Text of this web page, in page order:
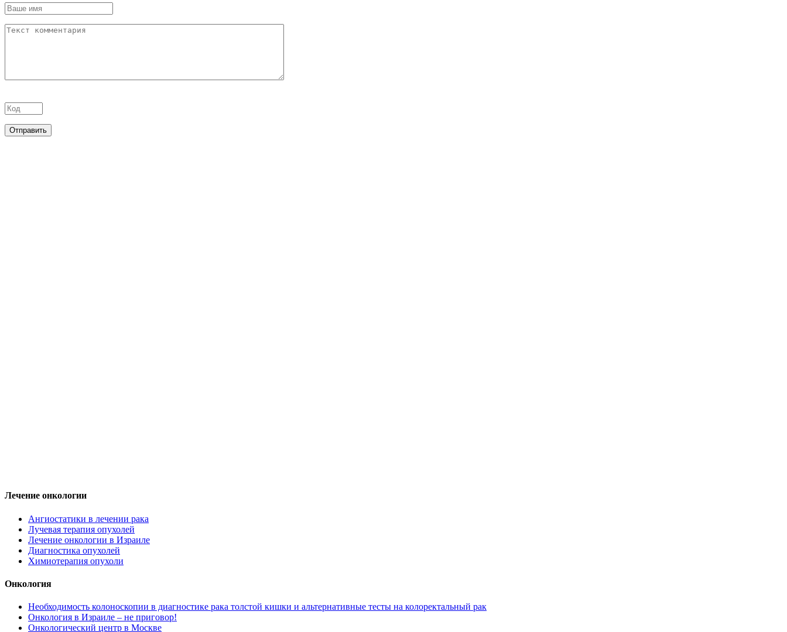
Лечение онкологии
Ангиостатики в лечении рака
Лучевая терапия опухолей
Лечение онкологии в Израиле
Диагностика опухолей
Химиотерапия опухоли
Онкология
Необходимость колоноскопии в диагностике рака толстой кишки и альтернативные тесты на колоректальный рак
Онкология в Израиле – не приговор!
Онкологический центр в Москве